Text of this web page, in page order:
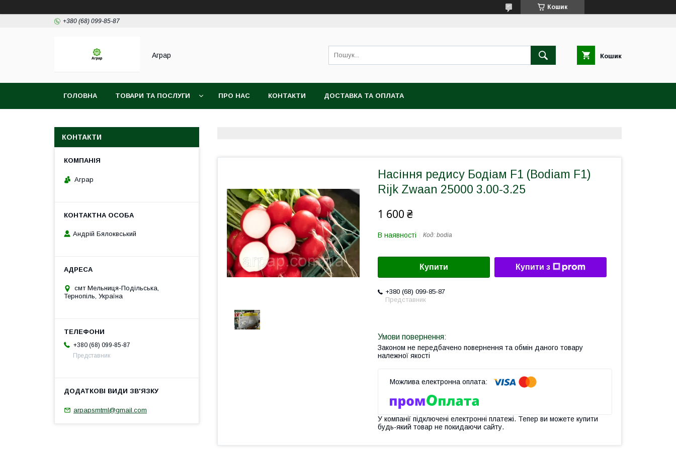
Кошик
+380 (68) 099-85-87
Аграр Кошик
ГОЛОВНА ТОВАРИ ТА ПОСЛУГИ ПРО НАС КОНТАКТИ ДОСТАВКА ТА ОПЛАТА
Насіння редису Бодіам F1 (Bodiam F1)
Rijk Zwaan 25000 3.00-3.25
1 600 ₴
В наявності Код: bodia
Купити Купити з
+380 (68) 099-85-87
Представник
Законом не передбачено повернення та обмін даного товару
належної якості
У компанії підключені електронні платежі. Тепер ви можете купити
будь-який товар не покидаючи сайту.
КОНТАКТИ
Аграр
Андрій Бялоквський
смт Мельниця-Подільська,
Тернопіль, Україна
+380 (68) 099-85-87
Представник
arpapsmtml@gmail.com